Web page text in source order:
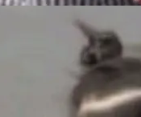
> 搜
陌
周
名
报道
商品
访里
而